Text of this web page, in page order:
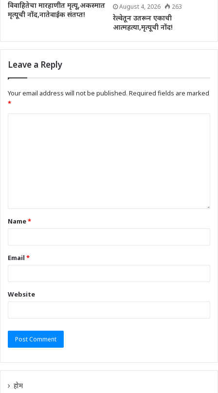
विवाहितेचा मारहाणीत मृत्यू,अकस्मात
मृत्यूची नोंद,नातेवाईक संतप्त!
August 4, 2026 263
रेल्वेतून उतरून एकाची
आत्महत्या,मृत्यूची नोंद!
Leave a Reply
Your email address will not be published. Required fields are marked
*
Name*
Email *
Website
होम